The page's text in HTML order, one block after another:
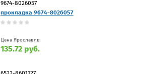
9674-8026057
прокладка 9674-8026057
Цена Ярославль:
135.72 руб.